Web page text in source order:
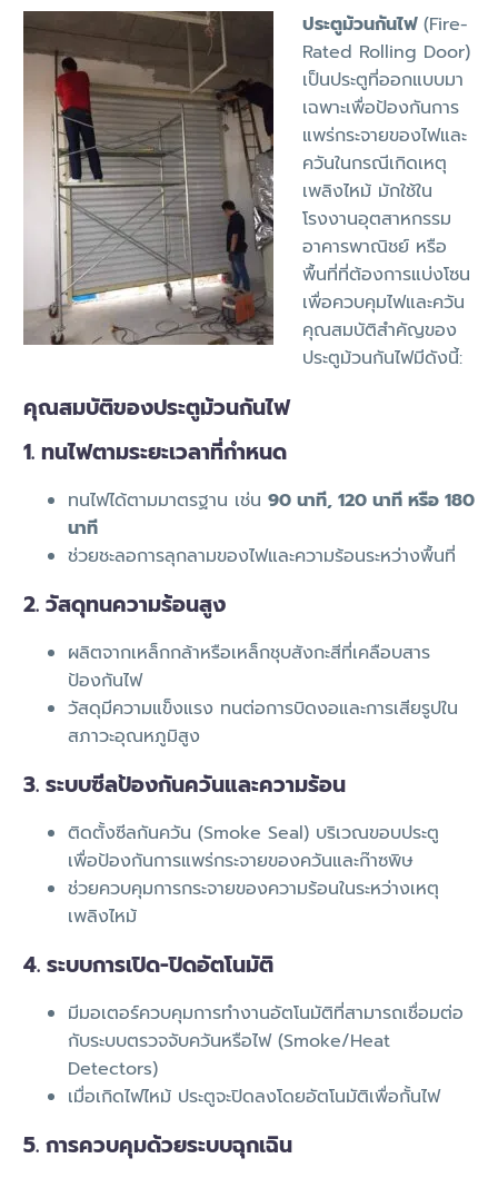
ประตูม้วนกันไฟ(Fire-
Rated Rolling Door)
เป็นประตูที่ออกแบบมา
เฉพาะเพื่อป้องกันการ
แพร่กระจายของไฟและ
ควันในกรณีเกิดเหตุ
เพลิงไหม้ มักใช้ใน
โรงงานอุตสาหกรรม
อาคารพาณิชย์ หรือ
พื้นที่ที่ต้องการแบ่งโซน
เพื่อควบคุมไฟและควัน
คุณสมบัติสำคัญของ
ประตูม้วนกันไฟมีดังนี้:
คุณสมบัติของประตูม้วนกันไฟ
1. ทนไฟตามระยะเวลาที่กำหนด
ทนไฟได้ตามมาตรฐาน เช่น 90 นาที, 120 นาที หรือ 180
นาที
ช่วยชะลอการลุกลามของไฟและความร้อนระหว่างพื้นที่
2. วัสดุทนความร้อนสูง
ผลิตจากเหล็กกล้าหรือเหล็กชุบสังกะสีที่เคลือบสาร
ป้องกันไฟ
วัสดุมีความแข็งแรง ทนต่อการบิดงอและการเสียรูปใน
สภาวะอุณหภูมิสูง
3. ระบบซีลป้องกันควันและความร้อน
ติดตั้งซีลกันควัน (Smoke Seal) บริเวณขอบประตู
เพื่อป้องกันการแพร่กระจายของควันและก๊าซพิษ
ช่วยควบคุมการกระจายของความร้อนในระหว่างเหตุ
เพลิงไหม้
4. ระบบการเปิด-ปิดอัตโนมัติ
มีมอเตอร์ควบคุมการทำงานอัตโนมัติที่สามารถเชื่อมต่อ
กับระบบตรวจจับควันหรือไฟ (Smoke/Heat
Detectors)
เมื่อเกิดไฟไหม้ ประตูจะปิดลงโดยอัตโนมัติเพื่อกั้นไฟ
5. การควบคุมด้วยระบบฉุกเฉิน